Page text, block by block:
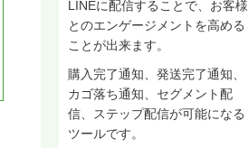
LINEに配信することで、お客様
とのエンゲージメントを高める
ことが出来ます。
購入完了通知、発送完了通知、
カゴ落ち通知、セグメント配
信、ステップ配信が可能になる
ツールです。